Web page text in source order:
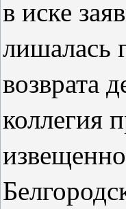
в иске
лишалась
возврата
коллегия